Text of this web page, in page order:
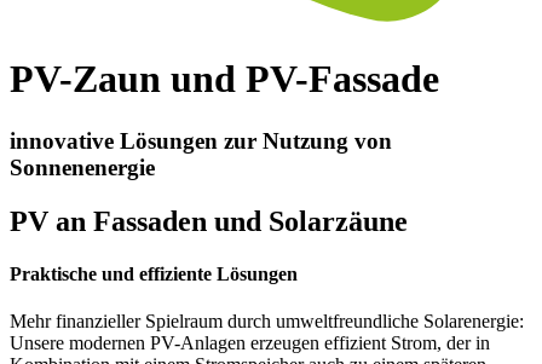
PV-Zaun und PV-Fassade
innovative Lösungen zur Nutzung von
Sonnenenergie
PV an Fassaden und Solarzäune
Praktische und effiziente Lösungen
Mehr finanzieller Spielraum durch umweltfreundliche Solarenergie:
Unsere modernen PV-Anlagen erzeugen effizient Strom, der in